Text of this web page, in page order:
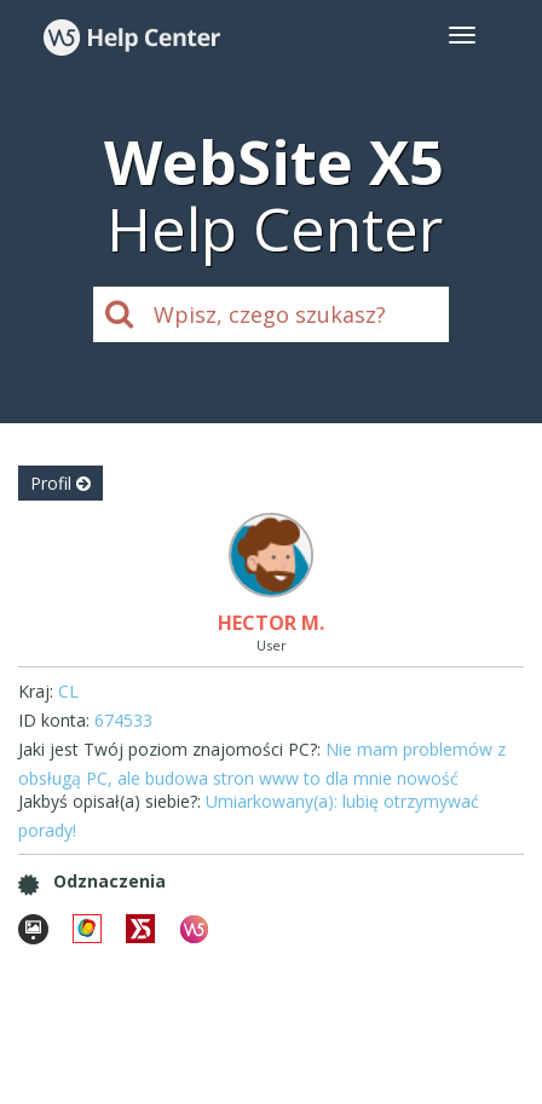
WebSite X5
Help Center
Profil
HECTOR M.
User
Kraj: CL
ID konta: 674533
Jaki jest Twój poziom znajomości PC?: Nie mam problemów z
obsługą PC, ale budowa stron www to dla mnie nowość
Jakbyś opisał(a) siebie?: Umiarkowany(a): lubię otrzymywać
porady!
Odznaczenia